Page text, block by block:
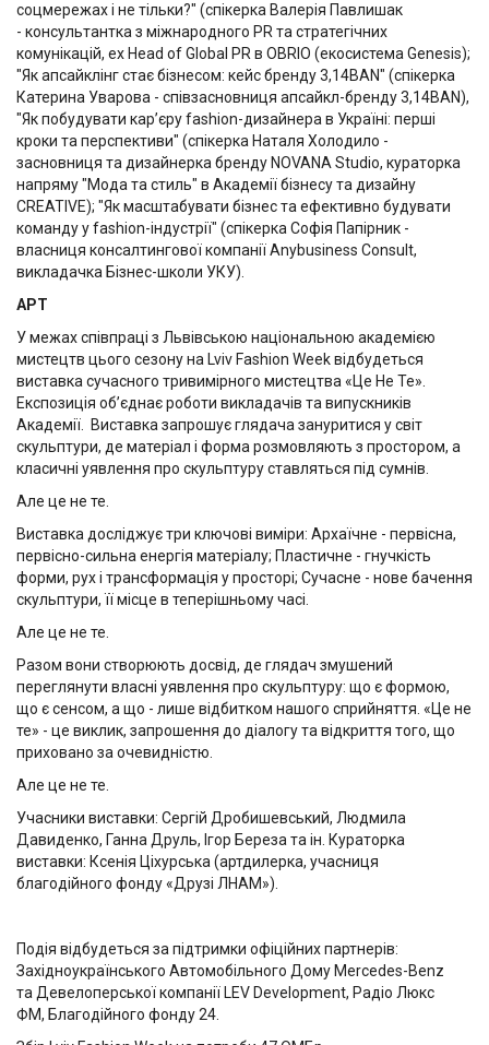
соцмережах і не тільки?" (спікерка Валерія Павлишак
- консультантка з міжнародного PR та стратегічних
комунікацій, ex Head of Global PR в OBRIO (екосистема Genesis);
"Як апсайклінг стає бізнесом: кейс бренду 3,14BAN" (спікерка
Катерина Уварова - співзасновниця апсайкл-бренду 3,14BAN),
"Як побудувати кар’єру fashion-дизайнера в Україні: перші
кроки та перспективи" (спікерка Наталя Холодило -
засновниця та дизайнерка бренду NOVANA Studio, кураторка
напряму "Мода та стиль" в Академії бізнесу та дизайну
CREATIVE); "Як масштабувати бізнес та ефективно будувати
команду у fashion-індустрії" (спікерка Софія Папірник -
власниця консалтингової компанії Anybusiness Consult,
викладачка Бізнес-школи УКУ).
АРТ
У межах співпраці з Львівською національною академією
мистецтв цього сезону на Lviv Fashion Week відбудеться
виставка сучасного тривимірного мистецтва «Це Не Те».
Експозиція об’єднає роботи викладачів та випускників
Академії. Виставка запрошує глядача зануритися у світ
скульптури, де матеріал і форма розмовляють з простором, а
класичні уявлення про скульптуру ставляться під сумнів.
Але це не те.
Виставка досліджує три ключові виміри: Архаїчне - первісна,
первісно-сильна енергія матеріалу; Пластичне - гнучкість
форми, рух і трансформація у просторі; Сучасне - нове бачення
скульптури, її місце в теперішньому часі.
Але це не те.
Разом вони створюють досвід, де глядач змушений
переглянути власні уявлення про скульптуру: що є формою,
що є сенсом, а що - лише відбитком нашого сприйняття. «Це не
те» - це виклик, запрошення до діалогу та відкриття того, що
приховано за очевидністю.
Але це не те.
Учасники виставки: Сергій Дробишевський, Людмила
Давиденко, Ганна Друль, Ігор Береза та ін. Кураторка
виставки: Ксенія Ціхурська (артдилерка, учасниця
благодійного фонду «Друзі ЛНАМ»).
Подія відбудеться за підтримки офіційних партнерів:
Західноукраїнського Автомобільного Дому Mercedes-Benz
та Девелоперської компанії LEV Development, Радіо Люкс
ФМ, Благодійного фонду 24.